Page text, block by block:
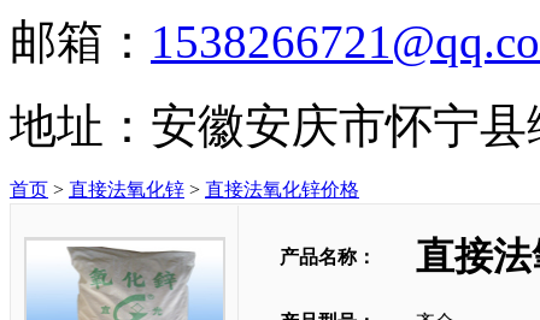
邮箱：
地址：安徽安庆市怀宁
首页 > 直接法氧化锌 > 直接法氧化锌价格
产品名称： 直接